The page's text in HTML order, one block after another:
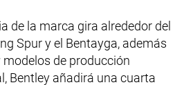
de la marca gira alrededor del
Spur y el Bentayga, además
modelos de producción
Bentley añadirá una cuarta